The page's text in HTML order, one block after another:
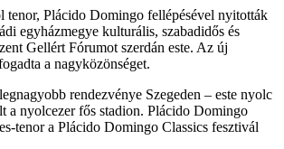
tenor, Plácido Domingo fellépésével nyitották
egyházmegye kulturális, szabadidős és
Gellért Fórumot szerdán este. Az új
a nagyközönséget.
rendezvénye Szegeden – este nyolc
a nyolcezer fős stadion. Plácido Domingo
tenor a Plácido Domingo Classics fesztivál